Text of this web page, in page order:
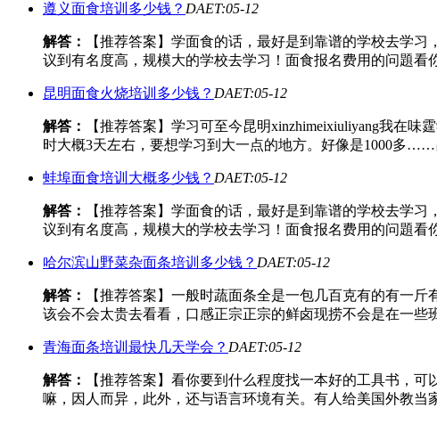
遵义面食培训多少钱？ DAET:05-12
解答：
【推荐答案】学面食的话，最好是到靠谱的学校去学
议到有名度高，规模大的学校去学习！面食报名费用的问題看
昆明面食火烧培训多少钱？ DAET:05-12
解答：
【推荐答案】学习可至今昆明xinzhimeixiuliyang我在
时大概3天左右，要想学习到大一点的地方。好像是1000多……
蚌埠面食培训大概多少钱？ DAET:05-12
解答：
【推荐答案】学面食的话，最好是到靠谱的学校去学
议到有名度高，规模大的学校去学习！面食报名费用的问題看
哈尔滨山野菜杂面条培训多少钱？ DAET:05-12
解答：
【推荐答案】一般时蔬面条全是一包几百克有的有一
该会不会太贵去看看，口感正宗正宗的鲜卤现捞不会是在一些
青海面条培训最快几天学会？ DAET:05-12
解答：
【推荐答案】看你要到什么程度找一本好的工具书，
嘛，因人而异，此外，还与语言环境有关。有人给美国外教当